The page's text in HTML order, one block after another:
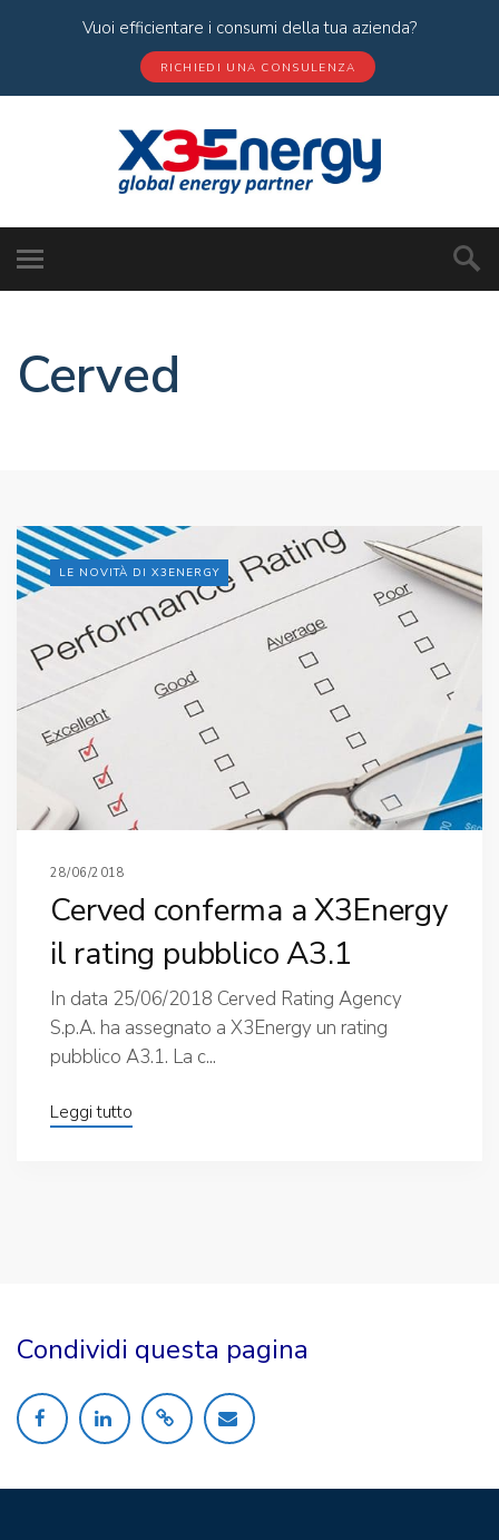
Vuoi efficientare i consumi della tua azienda?
RICHIEDI UNA CONSULENZA
Cerved
LE NOVITÀ DI X3ENERGY
28/06/2018
Cerved conferma a X3Energy
il rating pubblico A3.1
In data 25/06/2018 Cerved Rating Agency
S.p.A. ha assegnato a X3Energy un rating
pubblico A3.1. La c...
Leggi tutto
Condividi questa pagina